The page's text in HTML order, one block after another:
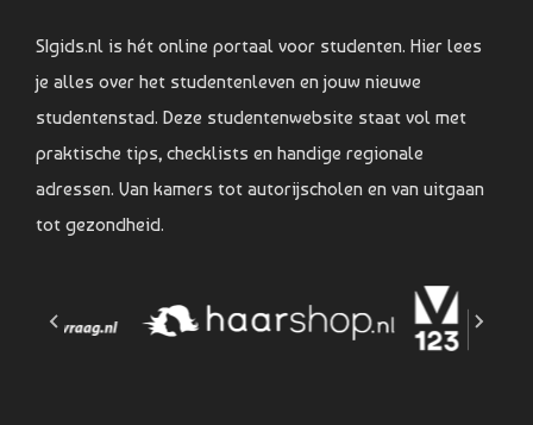
SIgids.nl is hét online portaal voor studenten. Hier lees
je alles over het studentenleven en jouw nieuwe
studentenstad. Deze studentenwebsite staat vol met
praktische tips, checklists en handige regionale
adressen. Van kamers tot autorijscholen en van uitgaan
tot gezondheid.